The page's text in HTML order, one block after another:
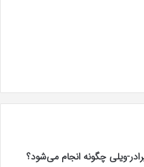
ویلی چگونه انجام می‌شود؟